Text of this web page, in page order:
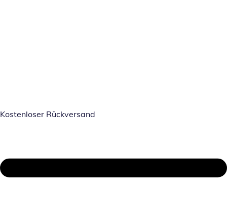
Kostenloser Rückversand